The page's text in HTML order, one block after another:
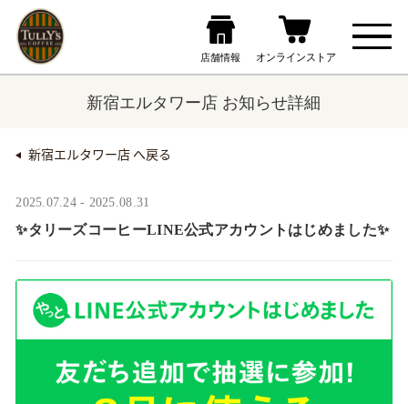
新宿エルタワー店 お知らせ詳細
新宿エルタワー店 へ戻る
2025.07.24 - 2025.08.31
✨タリーズコーヒーLINE公式アカウントはじめました✨